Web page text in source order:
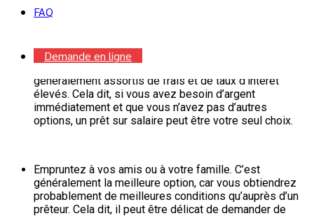
FAQ
Demande en ligne
remboursez pas votre solde immédiatement.
Obtenez un prêt sur salaire. Il s’agit généralement de
généralement assortis de frais et de taux d’intérêt
élevés. Cela dit, si vous avez besoin d’argent
immédiatement et que vous n’avez pas d’autres
options, un prêt sur salaire peut être votre seul choix.
Empruntez à vos amis ou à votre famille. C’est
généralement la meilleure option, car vous obtiendrez
probablement de meilleures conditions qu’auprès d’un
prêteur. Cela dit, il peut être délicat de demander de